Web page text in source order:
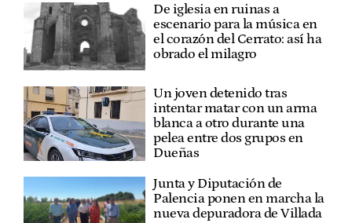
De iglesia en ruinas a
escenario para la música en
el corazón del Cerrato: así ha
obrado el milagro
Un joven detenido tras
intentar matar con un arma
blanca a otro durante una
pelea entre dos grupos en
Dueñas
Junta y Diputación de
Palencia ponen en marcha la
nueva depuradora de Villada